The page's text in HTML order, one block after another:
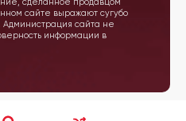
сайте выражают сугубо
сайта не
информации в